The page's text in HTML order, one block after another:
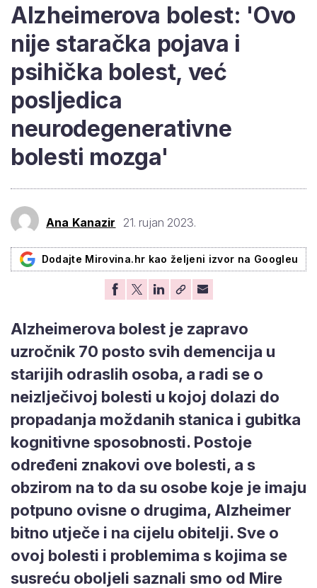
Alzheimerova bolest: 'Ovo
nije staračka pojava i
psihička bolest, već
posljedica
neurodegenerativne
bolesti mozga'
Ana Kanazir 21. rujan 2023.
Dodajte Mirovina.hr kao željeni izvor na Googleu
Alzheimerova bolest je zapravo
uzročnik 70 posto svih demencija u
starijih odraslih osoba, a radi se o
neizlječivoj bolesti u kojoj dolazi do
propadanja moždanih stanica i gubitka
kognitivne sposobnosti. Postoje
određeni znakovi ove bolesti, a s
obzirom na to da su osobe koje je imaju
potpuno ovisne o drugima, Alzheimer
bitno utječe i na cijelu obitelji. Sve o
ovoj bolesti i problemima s kojima se
susreću oboljeli saznali smo od Mire